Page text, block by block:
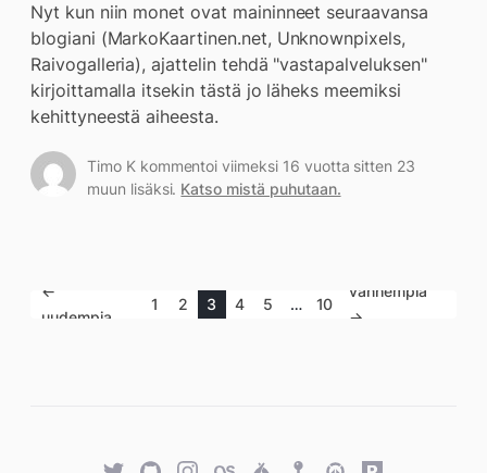
Nyt kun niin monet ovat maininneet seuraavansa
blogiani (MarkoKaartinen.net, Unknownpixels,
Raivogalleria), ajattelin tehdä "vastapalveluksen"
kirjoittamalla itsekin tästä jo läheks meemiksi
kehittyneestä aiheesta.
Timo K kommentoi viimeksi 16 vuotta sitten 23
muun lisäksi. Katso mistä puhutaan.
←
uudempia
1 2 3 4 5 … 10
vanhempia
→